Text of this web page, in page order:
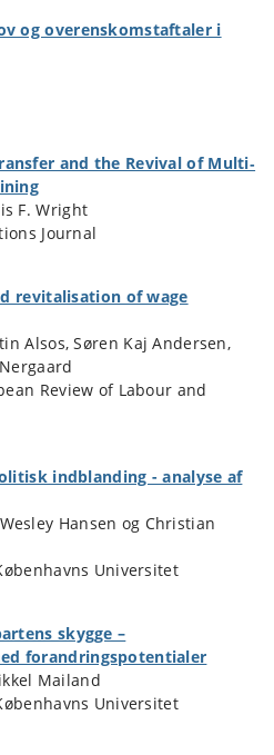
og overenskomstaftaler i
and the Revival of Multi‐
F. Wright
Journal
revitalisation of wage
Alsos, Søren Kaj Andersen,
Review of Labour and
indblanding - analyse af
Hansen og Christian
Universitet
skygge –
forandringspotentialer
Mailand
Universitet